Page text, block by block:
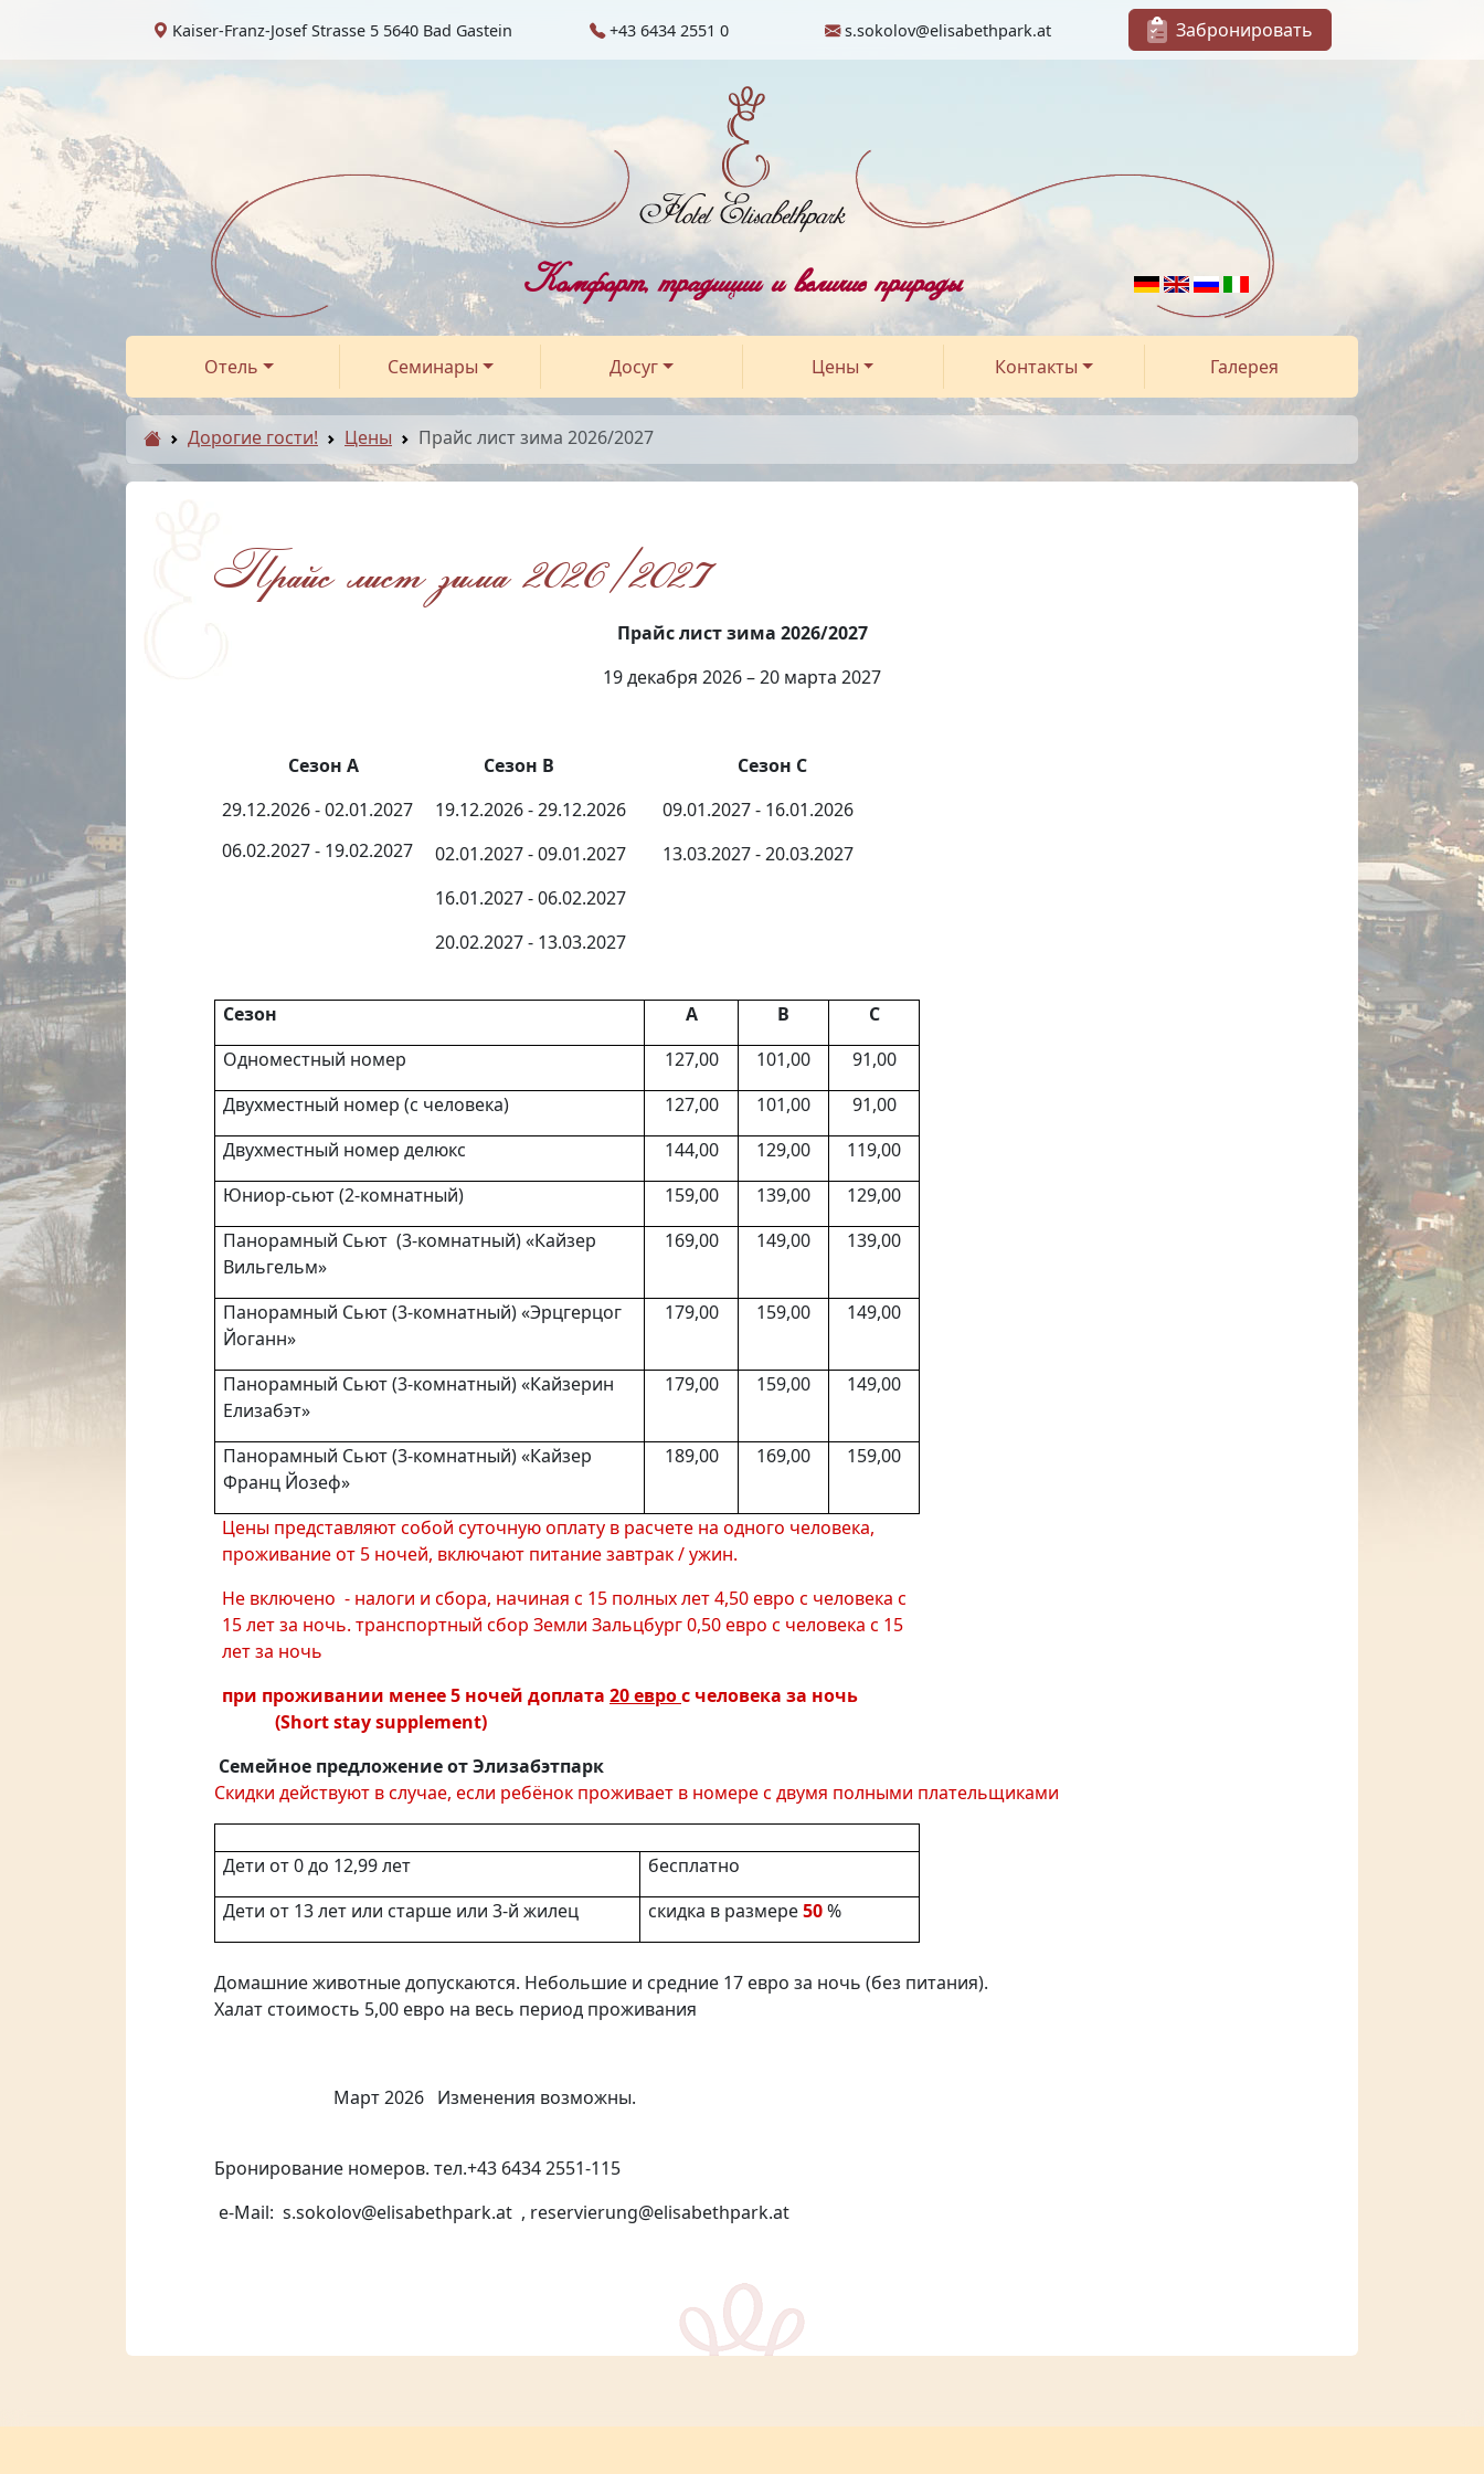
Kaiser-Franz-Josef Strasse 5 5640 Bad Gastein +43 6434 2551 0 s.sokolov@elisabethpark.at Забронировать
Комфорт, традиции и величие природы
Отель Семинары Досуг Цены Контакты Галерея
Дорогие гости! Цены Прайс лист зима 2026/2027
Прайс лист зима 2026/2027
Прайс лист зима 2026/2027
19 декабря 2026 – 20 марта 2027
Сезон A Сезон B Сезон С
29.12.2026 - 02.01.2027
06.02.2027 - 19.02.2027
19.12.2026 - 29.12.2026
02.01.2027 - 09.01.2027
16.01.2027 - 06.02.2027
20.02.2027 - 13.03.2027
09.01.2027 - 16.01.2026
13.03.2027 - 20.03.2027
Сезон А В
С
Одноместный номер
127,00 101,00
91,00
Двухместный номер (с человека)
127,00 101,00
91,00
Двухместный номер делюкс
144,00 129,00
119,00
Юниор-сьют (2-комнатный)
159,00 139,00
129,00
Панорамный Сьют (3-комнатный) «Кайзер
Вильгельм»
169,00 149,00 139,00
Панорамный Сьют (3-комнатный) «Эрцгерцог
Йоганн»
179,00 159,00 149,00
Панорамный Сьют (3-комнатный) «Кайзерин
Елизабэт»
179,00 159,00 149,00
Панорамный Сьют (3-комнатный) «Кайзер
Франц Йозеф»
189,00 169,00 159,00
Цены представляют собой суточную оплату в расчете на одного человека,
проживание от 5 ночей, включают питание завтрак / ужин.
Не включено - налоги и сбора, начиная с 15 полных лет 4,50 евро с человека с
15 лет за ночь. транспортный сбор Земли Зальцбург 0,50 евро с человека с 15
лет за ночь
при проживании менее 5 ночей доплата 20 еврос человека за ночь
(Short stay supplement)
Семейное предложение от Элизабэтпарк
Скидки действуют в случае, если ребёнок проживает в номере с двумя полными плательщиками
Дети от 0 до 12,99 лет
бесплатно
Дети от 13 лет или старше или 3-й жилец
скидка в размере50%
Домашние животные допускаются. Небольшие и средние 17 евро за ночь (без питания).
Халат стоимость 5,00 евро на весь период проживания
Март 2026 Изменения возможны.
Бронирование номеров. тел.+43 6434 2551-115
e-Mail: s.sokolov@elisabethpark.at , reservierung@elisabethpark.at